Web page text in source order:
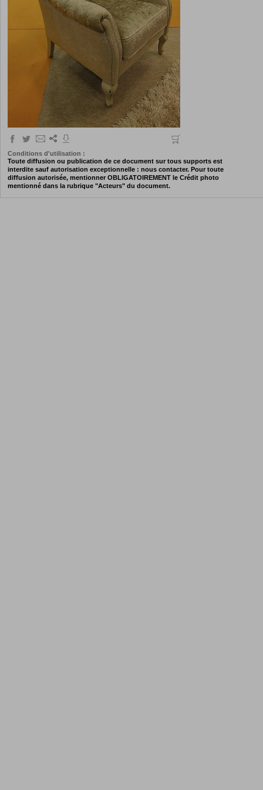
Conditions d'utilisation :
Toute diffusion ou publication de ce document sur tous supports est
interdite sauf autorisation exceptionnelle : nous contacter. Pour toute
diffusion autorisée, mentionner OBLIGATOIREMENT le Crédit photo
mentionné dans la rubrique "Acteurs" du document.